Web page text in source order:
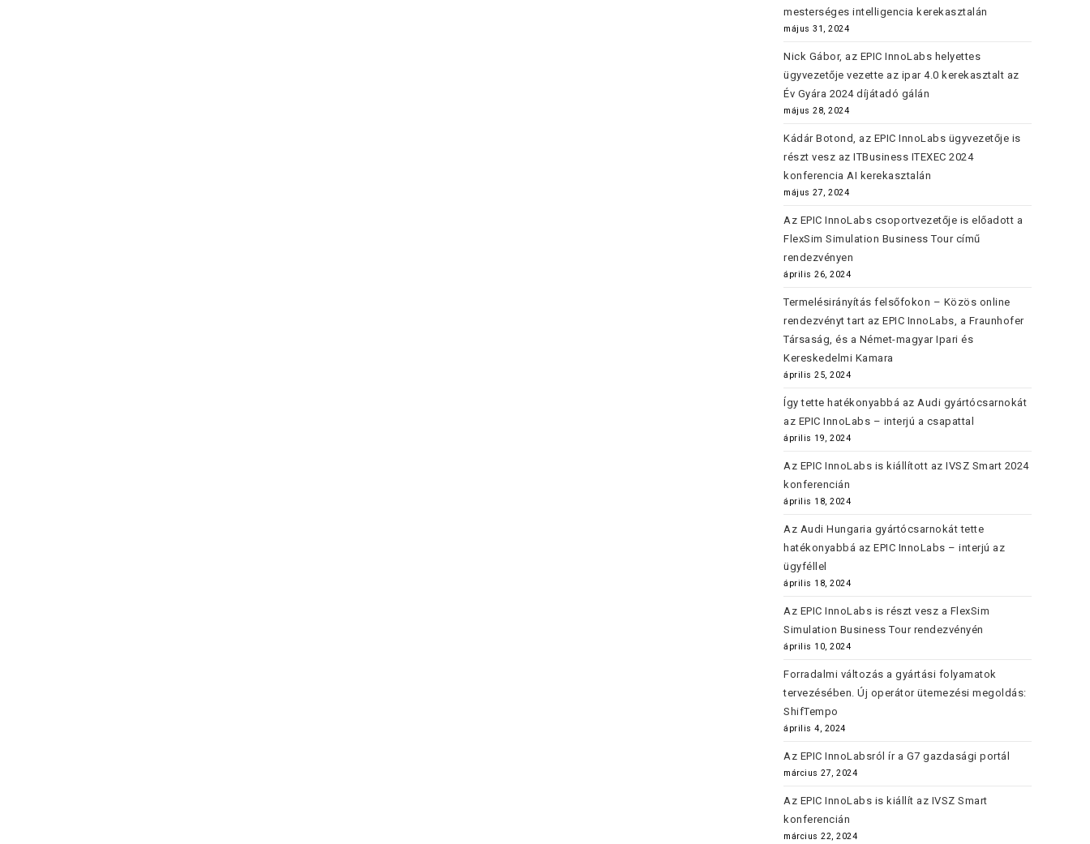
mesterséges intelligencia kerekasztalán
május 31, 2024
Nick Gábor, az EPIC InnoLabs helyettes
ügyvezetője vezette az ipar 4.0 kerekasztalt az
Év Gyára 2024 díjátadó gálán
május 28, 2024
Kádár Botond, az EPIC InnoLabs ügyvezetője is
részt vesz az ITBusiness ITEXEC 2024
konferencia AI kerekasztalán
május 27, 2024
Az EPIC InnoLabs csoportvezetője is előadott a
FlexSim Simulation Business Tour című
rendezvényen
április 26, 2024
Termelésirányítás felsőfokon – Közös online
rendezvényt tart az EPIC InnoLabs, a Fraunhofer
Társaság, és a Német-magyar Ipari és
Kereskedelmi Kamara
április 25, 2024
Így tette hatékonyabbá az Audi gyártócsarnokát
az EPIC InnoLabs – interjú a csapattal
április 19, 2024
Az EPIC InnoLabs is kiállított az IVSZ Smart 2024
konferencián
április 18, 2024
Az Audi Hungaria gyártócsarnokát tette
hatékonyabbá az EPIC InnoLabs – interjú az
ügyféllel
április 18, 2024
Az EPIC InnoLabs is részt vesz a FlexSim
Simulation Business Tour rendezvényén
április 10, 2024
Forradalmi változás a gyártási folyamatok
tervezésében. Új operátor ütemezési megoldás:
ShifTempo
április 4, 2024
Az EPIC InnoLabsról ír a G7 gazdasági portál
március 27, 2024
Az EPIC InnoLabs is kiállít az IVSZ Smart
konferencián
március 22, 2024